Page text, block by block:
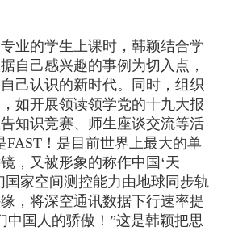
的学生上课时，韩颖结合学
自己感兴趣的事例为切入点，
己认识的新时代。同时，组织
如开展领读领学党的十九大报
知识竞赛、师生座谈交流等活
FAST！是目前世界上最大的单
，又被形象的称作中国‘天
国家空间测控能力由地球同步轨
，将深空通讯数据下行速率提
中国人的骄傲！”这是韩颖把思